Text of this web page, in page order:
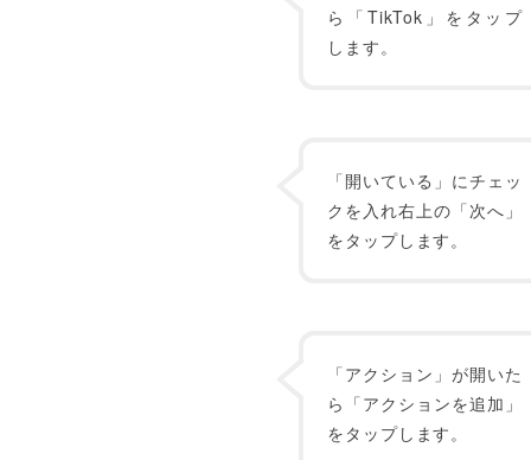
ら「TikTok」をタップ
します。
「開いている」にチェッ
クを入れ右上の「次へ」
をタップします。
「アクション」が開いた
ら「アクションを追加」
をタップします。